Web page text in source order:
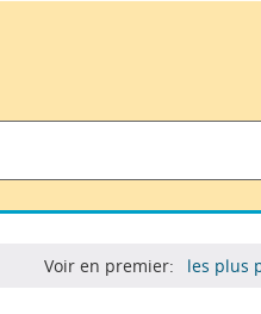
Voir en premier: les plus